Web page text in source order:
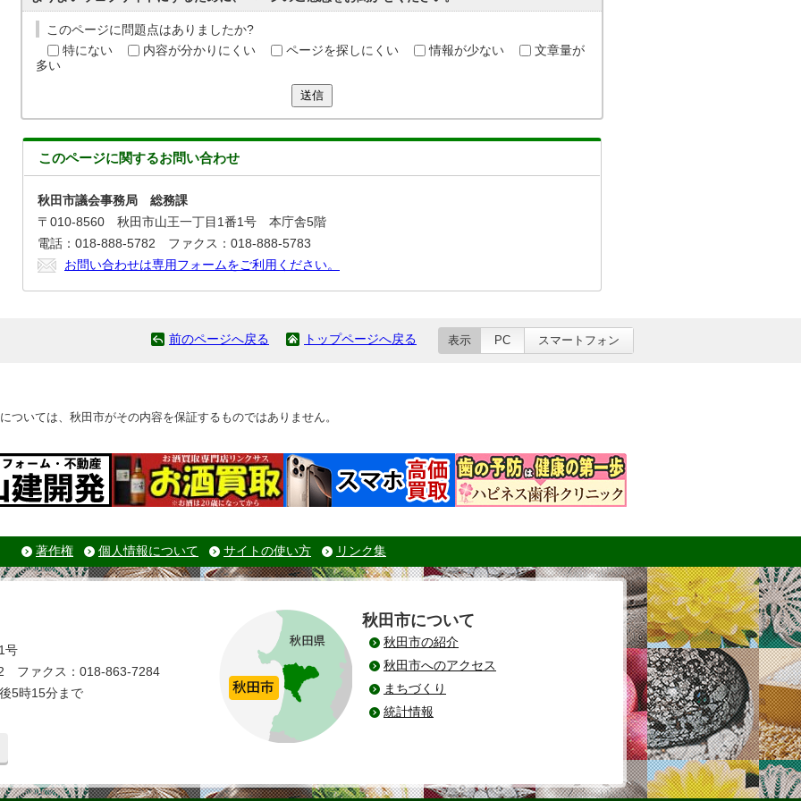
このページに問題点はありましたか?
特にない
内容が分かりにくい ページを探しにくい 情報が少ない
文章量が
多い
送信
このページに関するお問い合わせ
秋田市議会事務局 総務課
〒010-8560 秋田市山王一丁目1番1号 本庁舎5階
電話：018-888-5782 ファクス：018-888-5783
お問い合わせは専用フォームをご利用ください。
前のページへ戻る トップページへ戻る 表示 PC スマートフォン
ついては、秋田市がその内容を保証するものではありません。
著作権 個人情報について サイトの使い方 リンク集
号
ファクス：018-863-7284
5時15分まで
秋田市について
秋田市の紹介
秋田市へのアクセス
まちづくり
統計情報